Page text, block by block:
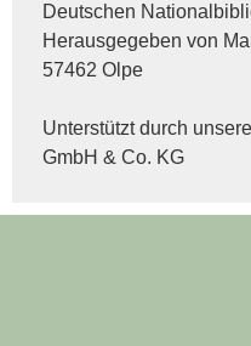
Deutschen
Herausgegeben von
57462 Olpe
Unterstützt durch
GmbH & Co. KG